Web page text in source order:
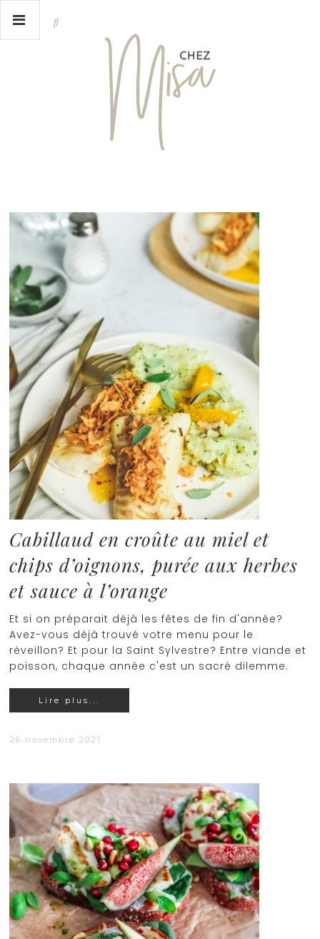
Cabillaud en croûte au miel et
chips d’oignons, purée aux herbes
et sauce à l’orange
Et si on préparait déjà les fêtes de fin d'année?
Avez-vous déjà trouvé votre menu pour le
réveillon? Et pour la Saint Sylvestre? Entre viande et
poisson, chaque année c'est un sacré dilemme.
Lire plus...
26 novembre 2021